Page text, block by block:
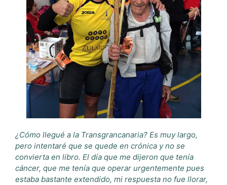
¿Cómo llegué a la Transgrancanaria? Es muy largo,
pero intentaré que se quede en crónica y no se
convierta en libro. El día que me dijeron que tenía
cáncer, que me tenía que operar urgentemente pues
estaba bastante extendido, mi respuesta no fue llorar,